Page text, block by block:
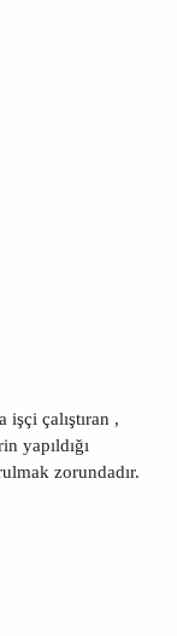
işçi çalıştıran ,
yapıldığı
zorundadır.